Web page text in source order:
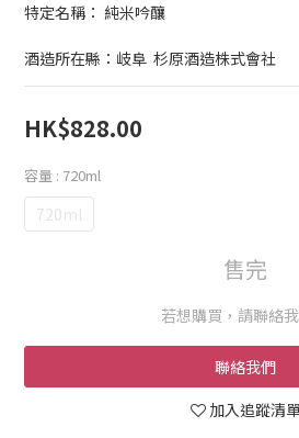
特定名稱： 純米吟釀
酒造所在縣：岐阜  杉原酒造株式會社
HK$828.00
容量 : 720ml
720ml
售完
若想購買，請聯絡我
聯絡我們
加入追蹤清